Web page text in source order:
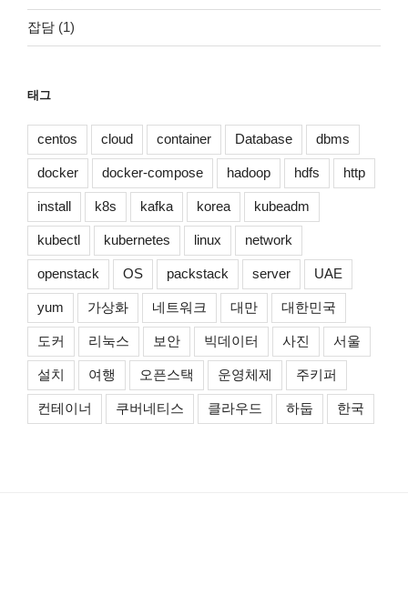
잡담 (1)
태그
centos cloud container Database dbms
docker docker-compose hadoop hdfs http
install k8s kafka korea kubeadm
kubectl kubernetes linux network
openstack OS packstack server UAE
yum 가상화 네트워크 대만 대한민국
도커 리눅스 보안 빅데이터 사진 서울
설치 여행 오픈스택 운영체제 주키퍼
컨테이너 쿠버네티스 클라우드 하둡 한국